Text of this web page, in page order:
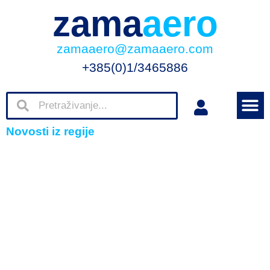
zamaaero
zamaaero@zamaaero.com
+385(0)1/3465886
Novosti iz regije